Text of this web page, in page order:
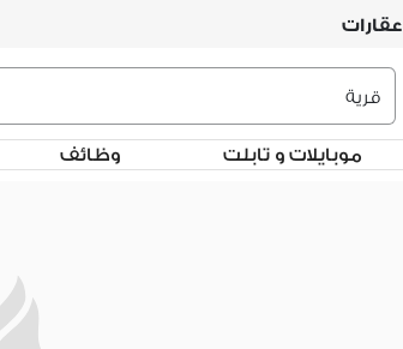
عقارات
موبايلات و تابلت وظائف